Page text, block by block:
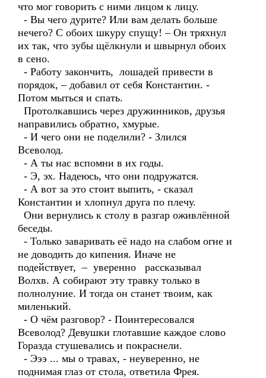
что мог говорить с ними лицом к лицу.
- Вы чего дурите? Или вам делать больше
нечего? С обоих шкуру спущу! – Он тряхнул
их так, что зубы щёлкнули и швырнул обоих
в сено.
- Работу закончить, лошадей привести в
порядок, – добавил от себя Константин. -
Потом мыться и спать.
Протолкавшись через дружинников, друзья
направились обратно, хмурые.
- И чего они не поделили? - Злился
Всеволод.
- А ты нас вспомни в их годы.
- Э, эх. Надеюсь, что они подружатся.
- А вот за это стоит выпить, - сказал
Константин и хлопнул друга по плечу.
Они вернулись к столу в разгар оживлённой
беседы.
- Только заваривать её надо на слабом огне и
не доводить до кипения. Иначе не
подействует, – уверенно рассказывал
Волхв. А собирают эту травку только в
полнолуние. И тогда он станет твоим, как
миленький.
- О чём разговор? - Поинтересовался
Всеволод? Девушки глотавшие каждое слово
Горазда стушевались и покраснели.
- Эээ ... мы о травах, - неуверенно, не
поднимая глаз от стола, ответила Фрея.